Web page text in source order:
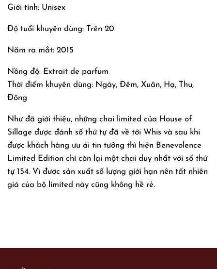
Giới tính: Unisex
Độ tuổi khuyên dùng: Trên 20
Năm ra mắt: 2015
Nồng độ: Extrait de parfum
Thời điểm khuyên dùng: Ngày, Đêm, Xuân, Hạ, Thu,
Đông
Như đã giới thiệu, những chai limited của House of
Sillage được đánh số thứ tự đã về tới Whis và sau khi
được khách hàng ưu ái tin tưởng thì hiện Benevolence
Limited Edition chỉ còn lại một chai duy nhất với số thứ
tự 154. Vì được sản xuất số lượng giới hạn nên tất nhiên
giá của bộ limited này cũng không hề rẻ.